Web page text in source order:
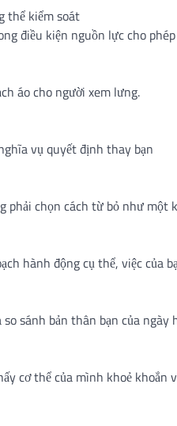
thể kiểm soát
điều kiện nguồn lực cho
áo cho người xem lưng.
vụ quyết định thay bạn
phải chọn cách từ bỏ như một
hành động cụ thể, việc
sánh bản thân bạn của ngày
cơ thể của mình khoẻ khoắn